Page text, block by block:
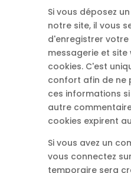
Si vous déposez
notre site, il vous
d'enregistrer
messagerie et site
cookies. C'est
confort afin de ne
ces informations
autre
cookies expirent
Si vous avez un
vous connectez
temporaire sera